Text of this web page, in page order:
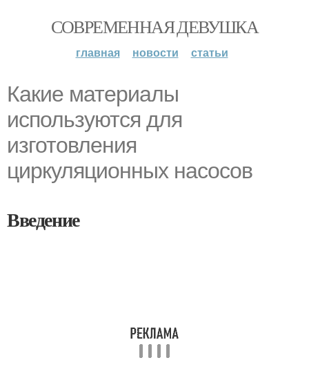
СОВРЕМЕННАЯ ДЕВУШКА
главная новости статьи
Какие материалы
используются для
изготовления
циркуляционных насосов
Введение